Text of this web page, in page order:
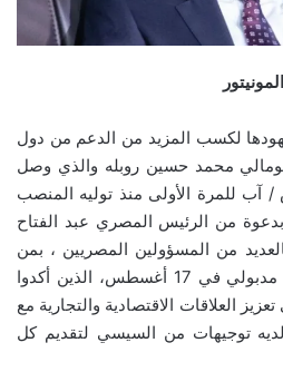
لكسب المزيد من الدعم من دول
محمد حسين روبله والذي وصل
في 16 أغسطس / آب للمرة الأولى منذ توليه المنصب
/ أيلول 2020 ، بدعوة من الرئيس المصري عبد الفتاح
من المسؤولين المصريين ، بمن
فيهم رئيس الوزراء مصطفى مدبولي في 17 أغسطس، الذين أكدوا
العلاقات الاقتصادية والتجارية مع
توجيهات من السيسي لتقديم كل